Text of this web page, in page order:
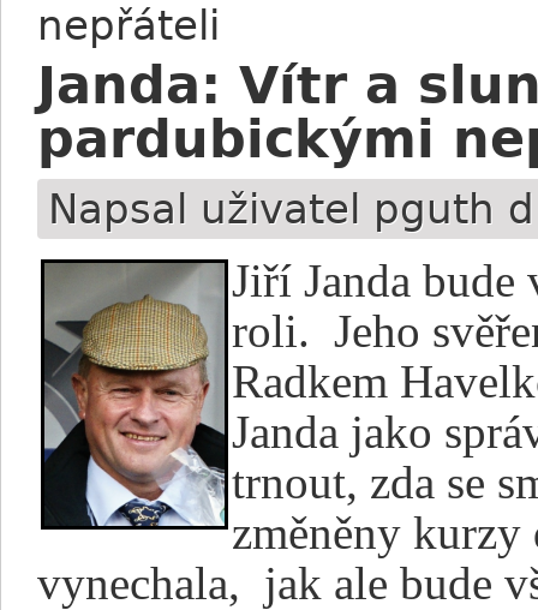
nepřáteli
Janda: Vítr a
pardubickými
Napsal uživatel pguth
Jiří Janda
roli. Jeho
Radkem
Janda jako
trnout, zda se
změněny kurzy
vynechala, jak ale bude